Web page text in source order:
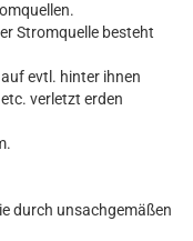
Stromquelle besteht
evtl. hinter ihnen
verletzt erden
durch unsachgemäßen